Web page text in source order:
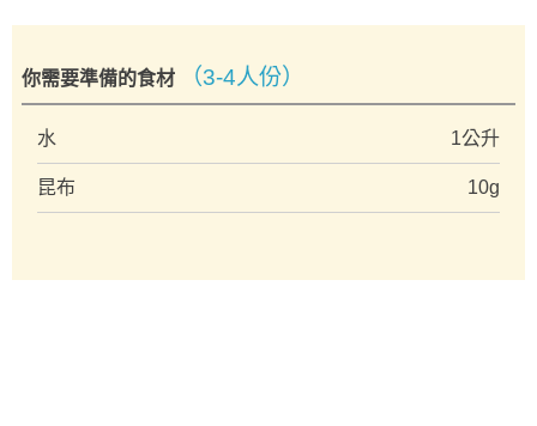
你需要準備的食材 （3-4人份）
水 1公升
昆布 10g